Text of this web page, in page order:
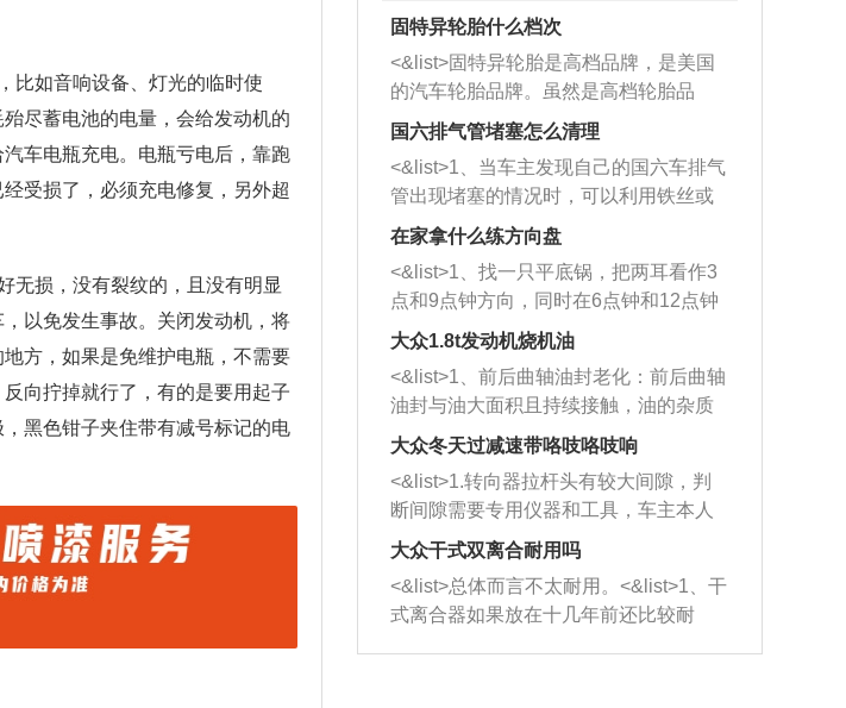
比如音响设备、灯光的临时使
尽蓄电池的电量，会给发动机的
车电瓶充电。电瓶亏电后，靠跑
受损了，必须充电修复，另外超
无损，没有裂纹的，且没有明显
以免发生事故。关闭发动机，将
方，如果是免维护电瓶，不需要
向拧掉就行了，有的是要用起子
黑色钳子夹住带有减号标记的电
固特异轮胎什么档次
<&list>固特异轮胎是高档品牌，是美国
的汽车轮胎品牌。虽然是高档轮胎品
牌，但是中高低端的轮胎都有生产，这
也是为了更好的开拓市场。
国六排气管堵塞怎么清理
<&list>1、当车主发现自己的国六车排气
管出现堵塞的情况时，可以利用铁丝或
者是细棍，直接将杂物给取出来，如果
堵塞情况比较严重，也可以采取应急措
施。 <&list>2、直接利用木棍将所有的
杂物推到排气管里面的位置处，然后将
三元催化器拆解开，就可以将堵塞的东
西取出来。但如果是因为积碳过多引起
的堵塞，就需要将三元催化器泡在草酸
洗剂对堵塞的情况得到解决，将清洗剂
放在燃油箱中，与燃油混合后，车辆启
动时，就可以和汽油一起进入到燃烧
室，最后形成废气排出，就可以让三元
催化器得到清洗，排气管堵塞的情况就
能够得到解决。
在家拿什么练方向盘
<&list>1、找一只平底锅，把两耳看作3
点和9点钟方向，同时在6点钟和12点钟
方向做一个标记。 <&list>2、双手握住
一圈半的练习，往右同样也要打相同的
圈数。 <&list>3、最后强调要反复练
习，这样就可以形成肌肉记忆，在真实
驾驶车辆时，不需要记忆也能打好方
向。
大众1.8t发动机烧机油
<&list>1、前后曲轴油封老化：前后曲轴
油封与油大面积且持续接触，油的杂质
和发动机内持续温度变化使其密封效果
逐渐减弱，导致渗油或漏油。<&list>2、
活塞间隙过大：积碳会使活塞环与缸体
的间隙扩大，导致机油流入燃烧室中，
造成烧机油。<&list>3、机油粘度。使用
机油粘度过小的话，同样会有烧机油现
象，机油粘度过小具有很好的流动性，
大众冬天过减速带咯吱咯吱响
<&list>1.转向器拉杆头有较大间隙，判
断间隙需要专用仪器和工具，车主本人
无法制作，需要将车辆送到修理厂或4s
店；<&list>2.车辆半轴套管防尘罩破
裂，破裂后会出现漏油现象，使半轴磨
损严重，磨损的半轴容易损坏，产生异
响；<&list>3.稳定器的转向胶套和球头
大众干式双离合耐用吗
<&list>总体而言不太耐用。<&list>1、干
式离合器如果放在十几年前还比较耐